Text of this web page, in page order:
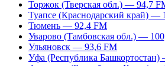
Торжок (Тверская обл.) — 94,7
Туапсе (Краснодарский край) —
Тюмень — 92,4 FM
Уварово (Тамбовская обл.) —
Ульяновск — 93,6 FM
Уфа (Республика